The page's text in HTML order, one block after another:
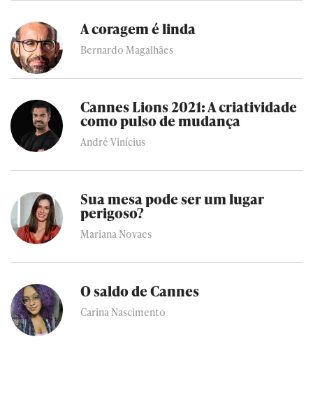
A coragem é linda
Bernardo Magalhães
Cannes Lions 2021: A criatividade
como pulso de mudança
André Vinícius
Sua mesa pode ser um lugar
perigoso?
Mariana Novaes
O saldo de Cannes
Carina Nascimento